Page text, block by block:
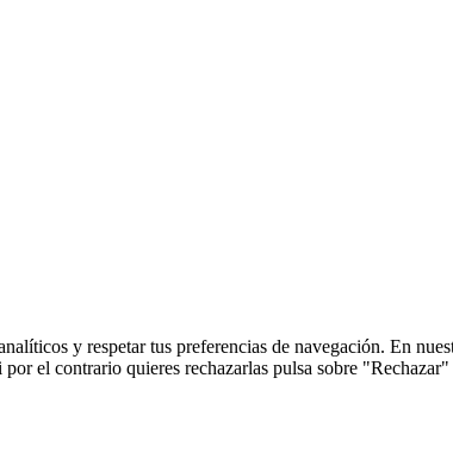
y respetar tus preferencias de navegación. En
el contrario quieres rechazarlas pulsa sobre